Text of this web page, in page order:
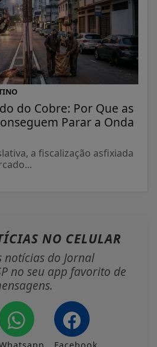
do Cobre: Por Que as
Parar a Onda
a fiscalização asfixiada
NO CELULAR
notícias do Jornal
no seu app favorito de
Facebook